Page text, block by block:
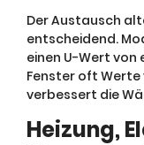
Der Austausch
entscheidend.
einen U-Wert von
Fenster oft Werte
verbessert die
Heizung,